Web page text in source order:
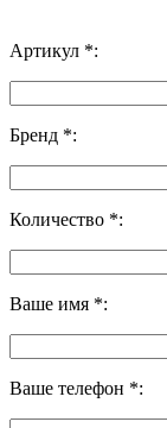
Артикул *:
Бренд *:
Количество *:
Ваше имя *:
Ваше телефон *: